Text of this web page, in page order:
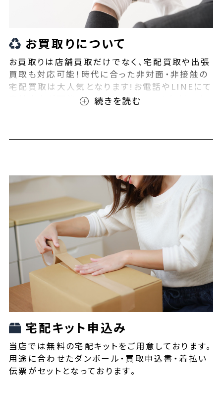
お買取りについて
お買取りは店舗買取だけでなく、宅配買取や出張
買取も対応可能！時代に合った非対面・非接触の
宅配買取は大人気となります!お電話やLINEにて
事前査定が可能となっております！また無料の宅
宅配キット申込み
当店では無料の宅配キットをご用意しております。
用途に合わせたダンボール・買取申込書・着払い
伝票がセットとなっております。